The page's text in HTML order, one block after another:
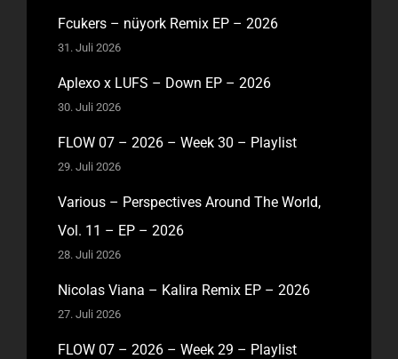
Fcukers – nüyork Remix EP – 2026
31. Juli 2026
Aplexo x LUFS – Down EP – 2026
30. Juli 2026
FLOW 07 – 2026 – Week 30 – Playlist
29. Juli 2026
Various – Perspectives Around The World,
Vol. 11 – EP – 2026
28. Juli 2026
Nicolas Viana – Kalira Remix EP – 2026
27. Juli 2026
FLOW 07 – 2026 – Week 29 – Playlist